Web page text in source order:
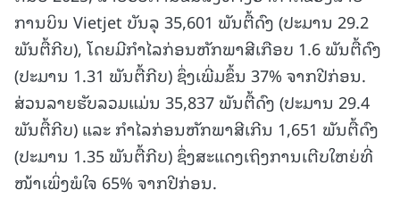
ການບິນ Vietjet ບັນລຸ 35,601 ພັນຕື້ດົງ (ປະມານ 29.2
ພັນຕື້ກີບ), ໂດຍມີກໍາໄລກ່ອນຫັກພາສີເກືອບ 1.6 ພັນຕື້ດົງ
(ປະມານ 1.31 ພັນຕື້ກີບ) ຊຶ່ງເພີ່ມຂຶ້ນ 37% ຈາກປີກ່ອນ.
ສ່ວນລາຍຮັບລວມແມ່ນ 35,837 ພັນຕື້ດົງ (ປະມານ 29.4
ພັນຕື້ກີບ) ແລະ ກໍາໄລກ່ອນຫັກພາສີເກີນ 1,651 ພັນຕື້ດົງ
(ປະມານ 1.35 ພັນຕື້ກີບ) ຊຶ່ງສະແດງເຖິງການເຕີບໃຫຍ່ທີ່
ໜ້າເພິ່ງພໍໃຈ 65% ຈາກປີກ່ອນ.